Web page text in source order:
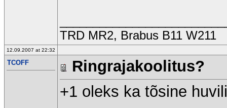
TRD MR2, Brabus B11 W211
12.09.2007 at 22:32
TCOFF
Ringrajakoolitus?
+1 oleks ka tõsine